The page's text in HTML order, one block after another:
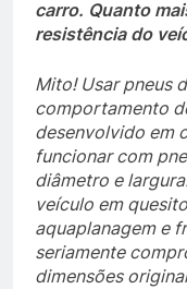
carro. Quanto
resistência do
Mito! Usar pneus
comportamento
desenvolvido em
funcionar com
diâmetro e
veículo em
aquaplanagem e
seriamente
dimensões